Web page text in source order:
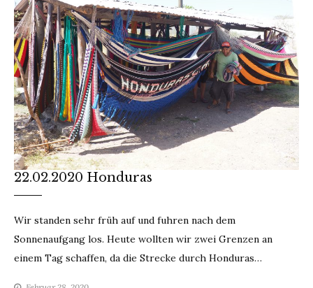
22.02.2020 Honduras
Wir standen sehr früh auf und fuhren nach dem
Sonnenaufgang los. Heute wollten wir zwei Grenzen an
einem Tag schaffen, da die Strecke durch Honduras…